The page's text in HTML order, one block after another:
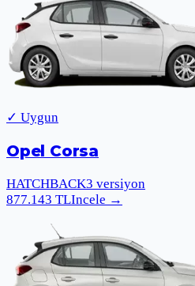
✓ Uygun
Opel Corsa
HATCHBACK3 versiyon
877.143 TLIncele →